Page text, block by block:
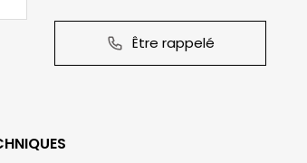
Être rappelé